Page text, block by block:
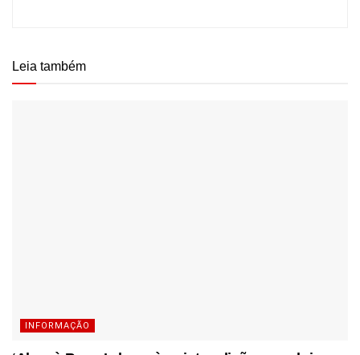
Leia também
INFORMAÇÃO